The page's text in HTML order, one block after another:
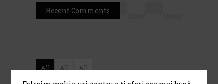
Recent Comments
All All All